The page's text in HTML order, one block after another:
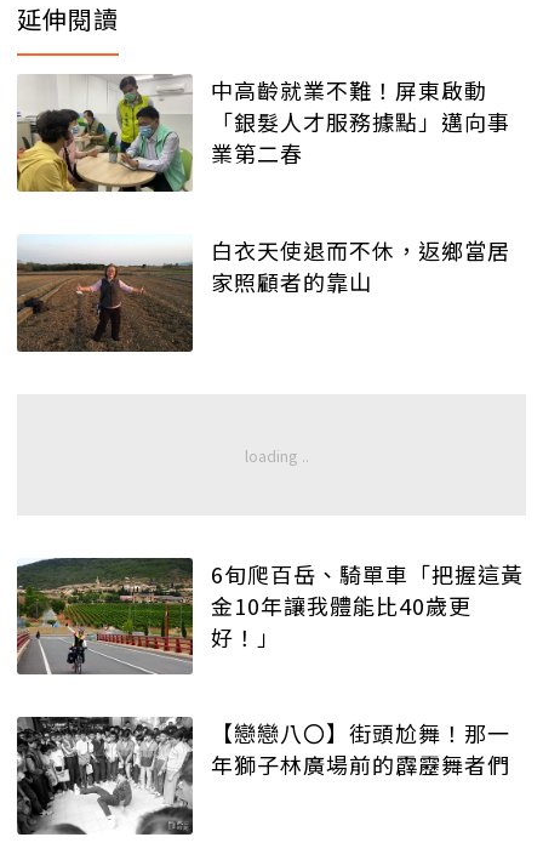
延伸閱讀
中高齡就業不難！屏東啟動
「銀髮人才服務據點」邁向事
業第二春
白衣天使退而不休，返鄉當居
家照顧者的靠山
6旬爬百岳、騎單車「把握這黃
金10年讓我體能比40歲更
好！」
【戀戀八〇】街頭尬舞！那一
年獅子林廣場前的霹靂舞者們